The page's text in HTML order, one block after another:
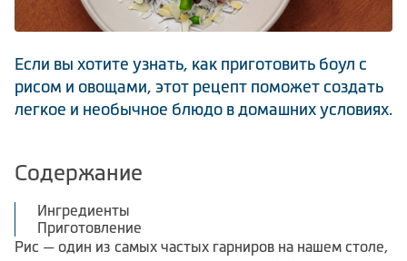
Сравнить 0
Если вы хотите узнать, как приготовить боул с
рисом и овощами, этот рецепт поможет создать
легкое и необычное блюдо в домашних условиях.
Содержание
Ингредиенты
Приготовление
Рис — один из самых частых гарниров на нашем столе,